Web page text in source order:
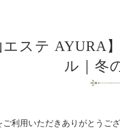
エステ AYURA
ル｜冬
ご利用いただきありがとうご